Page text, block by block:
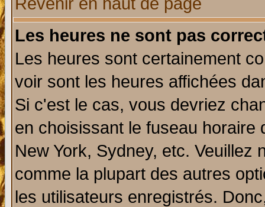
Les heures ne sont pas
Les heures sont certainement
voir sont les heures affichées
Si c'est le cas, vous devriez
en choisissant le fuseau
New York, Sydney, etc. Veuillez
comme la plupart des autres
les utilisateurs enregistrés.